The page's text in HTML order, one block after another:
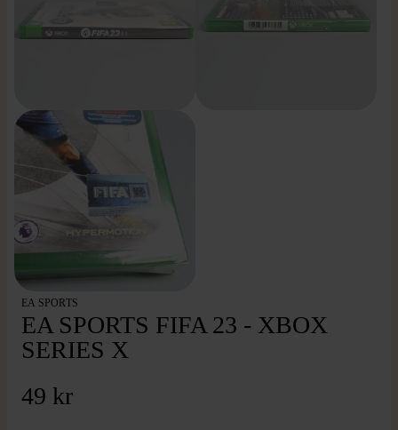
EA SPORTS
EA SPORTS FIFA 23 - XBOX
SERIES X
49 kr